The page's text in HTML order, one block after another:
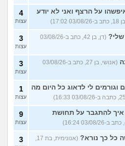
על הרצף ואני לא יודע
4
עצות
(דן, בן 42, כתב ב-03/08/26
3
עצות
(אנושי, בן 27, כתב ב-03/08/26
3
עצות
וגורמים לי לדאוג כל היום מה
1
עצות
להתגבר על תחושת
9
עצות
כל כך נורא?
(אנונימית, בת 17,
3